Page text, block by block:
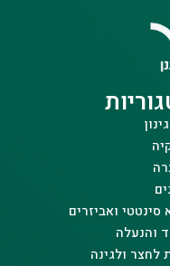
ואביזרים
והנעלה
לחצר ולגינה